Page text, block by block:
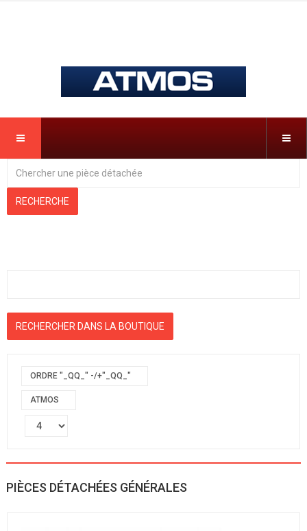
ORDRE "_QQ_" -/+"_QQ_"
ATMOS
PIÈCES DÉTACHÉES GÉNÉRALES